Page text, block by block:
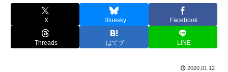
X Bluesky Facebook
Threads はてブ LINE
2020.01.12